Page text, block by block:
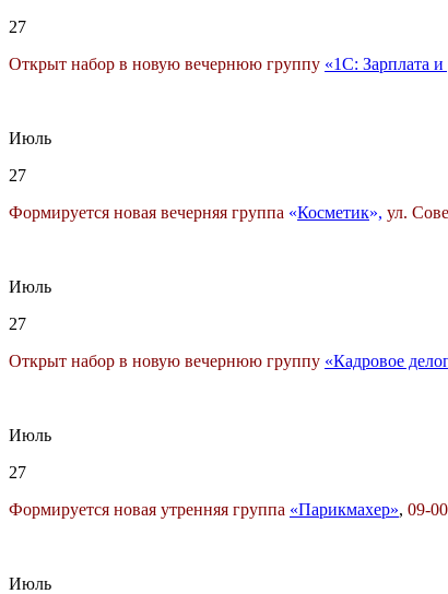
27
Открыт набор в новую вечернюю группу «1С: Зарплата
Июль
27
Формируется новая вечерняя группа «Косметик», ул.
Июль
27
Открыт набор в новую вечернюю группу «Кадровое
Июль
27
Формируется новая утренняя группа «Парикмахер», 09-
Июль